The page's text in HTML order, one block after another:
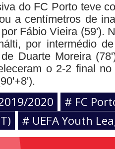
do FC Porto teve
a centímetros de
Fábio Vieira (59').
por intermédio
Duarte Moreira
o 2-2 final
2020
# FC
# UEFA Youth